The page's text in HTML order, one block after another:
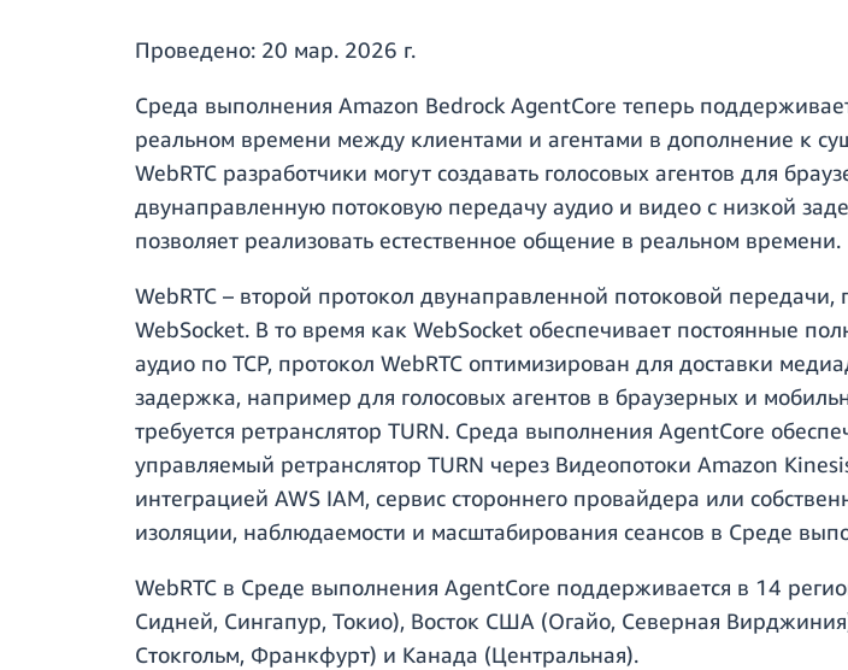
Проведено: 20 мар. 2026 г.
Среда выполнения Amazon Bedrock AgentCore теперь
реальном времени между клиентами и агентами в дополнение к
WebRTC разработчики могут создавать голосовых агентов для
двунаправленную потоковую передачу аудио и видео с низкой
позволяет реализовать естественное общение в реальном времени.
WebRTC – второй протокол двунаправленной потоковой
WebSocket. В то время как WebSocket обеспечивает постоянные
аудио по TCP, протокол WebRTC оптимизирован для доставки
задержка, например для голосовых агентов в браузерных и
требуется ретранслятор TURN. Среда выполнения AgentCore
управляемый ретранслятор TURN через Видеопотоки Amazon
интеграцией AWS IAM, сервис стороннего провайдера или
изоляции, наблюдаемости и масштабирования сеансов в Среде
WebRTC в Среде выполнения AgentCore поддерживается в 14
Сидней, Сингапур, Токио), Восток США (Огайо, Северная
Стокгольм, Франкфурт) и Канада (Центральная).